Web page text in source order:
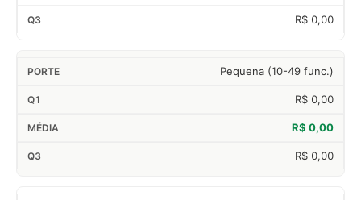
R$ 0,00
Pequena (10-49 func.)
R$ 0,00
R$ 0,00
R$ 0,00